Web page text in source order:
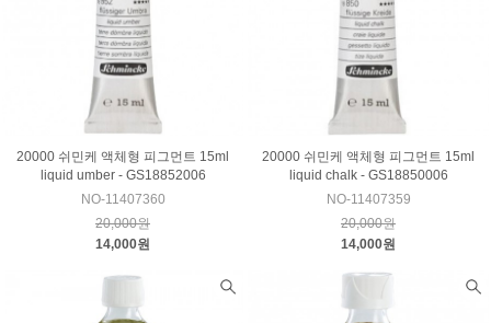
20000 쉬민케 액체형 피그먼트 15ml
liquid umber - GS18852006
NO-11407360
20,000원
14,000원
20000 쉬민케 액체형 피그먼트 15ml
liquid chalk - GS18850006
NO-11407359
20,000원
14,000원